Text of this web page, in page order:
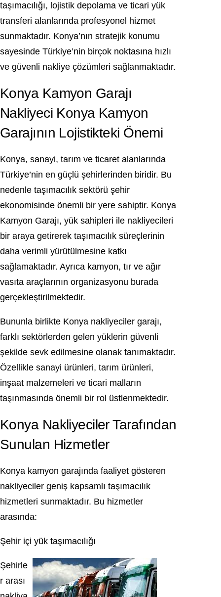
taşımacılığı, lojistik depolama ve ticari yük
transferi alanlarında profesyonel hizmet
sunmaktadır. Konya’nın stratejik konumu
sayesinde Türkiye’nin birçok noktasına hızlı
ve güvenli nakliye çözümleri sağlanmaktadır.
Konya Kamyon Garajı
Nakliyeci Konya Kamyon
Garajının Lojistikteki Önemi
Konya, sanayi, tarım ve ticaret alanlarında
Türkiye’nin en güçlü şehirlerinden biridir. Bu
nedenle taşımacılık sektörü şehir
ekonomisinde önemli bir yere sahiptir. Konya
Kamyon Garajı, yük sahipleri ile nakliyecileri
bir araya getirerek taşımacılık süreçlerinin
daha verimli yürütülmesine katkı
sağlamaktadır. Ayrıca kamyon, tır ve ağır
vasıta araçlarının organizasyonu burada
gerçekleştirilmektedir.
Bununla birlikte Konya nakliyeciler garajı,
farklı sektörlerden gelen yüklerin güvenli
şekilde sevk edilmesine olanak tanımaktadır.
Özellikle sanayi ürünleri, tarım ürünleri,
inşaat malzemeleri ve ticari malların
taşınmasında önemli bir rol üstlenmektedir.
Konya Nakliyeciler Tarafından
Sunulan Hizmetler
Konya kamyon garajında faaliyet gösteren
nakliyeciler geniş kapsamlı taşımacılık
hizmetleri sunmaktadır. Bu hizmetler
arasında:
Şehir içi yük taşımacılığı
Şehirle
r arası